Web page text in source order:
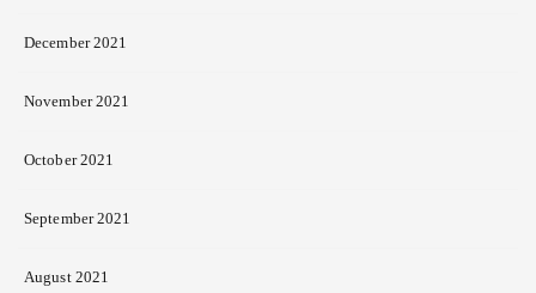
December 2021
November 2021
October 2021
September 2021
August 2021